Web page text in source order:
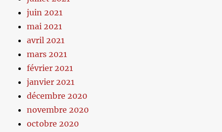
juin 2021
mai 2021
avril 2021
mars 2021
février 2021
janvier 2021
décembre 2020
novembre 2020
octobre 2020